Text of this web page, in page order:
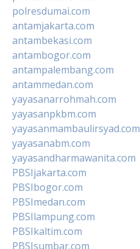
polresdumai.com
antamjakarta.com
antambekasi.com
antambogor.com
antampalembang.com
antammedan.com
yayasanarrohmah.com
yayasanpkbm.com
yayasanmambaulirsyad.com
yayasanabm.com
yayasandharmawanita.com
PBSIjakarta.com
PBSIbogor.com
PBSImedan.com
PBSIlampung.com
PBSIkaltim.com
PBSIsumbar.com